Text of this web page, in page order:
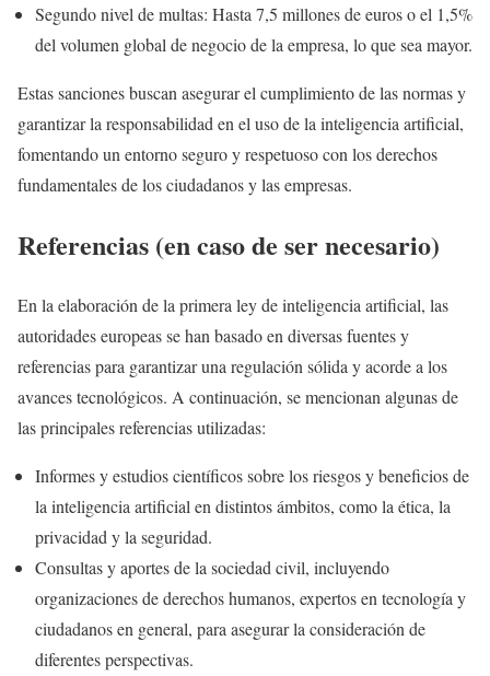
Segundo nivel de multas: Hasta 7,5 millones de euros o el 1,5%
del volumen global de negocio de la empresa, lo que sea mayor.
Estas sanciones buscan asegurar el cumplimiento de las normas y
garantizar la responsabilidad en el uso de la inteligencia artificial,
fomentando un entorno seguro y respetuoso con los derechos
fundamentales de los ciudadanos y las empresas.
Referencias (en caso de ser necesario)
En la elaboración de la primera ley de inteligencia artificial, las
autoridades europeas se han basado en diversas fuentes y
referencias para garantizar una regulación sólida y acorde a los
avances tecnológicos. A continuación, se mencionan algunas de
las principales referencias utilizadas:
Informes y estudios científicos sobre los riesgos y beneficios de
la inteligencia artificial en distintos ámbitos, como la ética, la
privacidad y la seguridad.
Consultas y aportes de la sociedad civil, incluyendo
organizaciones de derechos humanos, expertos en tecnología y
ciudadanos en general, para asegurar la consideración de
diferentes perspectivas.